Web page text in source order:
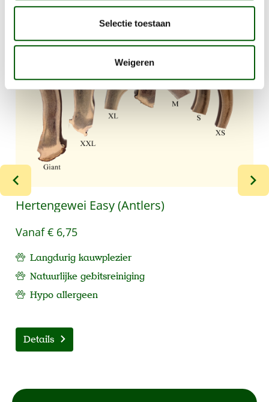
Selectie toestaan
Weigeren
Hertengewei Easy (Antlers)
Vanaf€ 6,75
Langdurig kauwplezier
Natuurlijke gebitsreiniging
Hypo allergeen
Details